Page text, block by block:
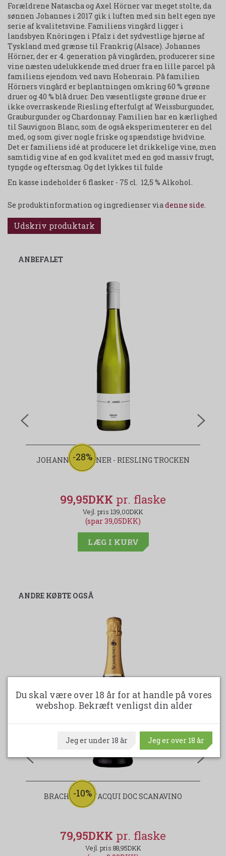
Forældrene Natascha og Axel Hörner var meget stolte, da
sønnen Johannes i 2017 gik i luften med sin helt egen nye
serie af kvalitetsvine. Familiens vingård ligger i
landsbyen Knöringen i Pfalz i det sydvestlige hjørne af
Tyskland med grænse til Frankrig (Alsace). Johannes
Hörner, der er 4. generation på vingården, producerer sine
vine næsten udelukkende med druer fra en lille parcel på
familiens ejendom ved navn Hohenrain. På familien
Hörners vingård er beplantningen omkring 60 % grønne
druer og 40 % blå druer. Den væsentligste grønne drue er
ikke overraskende Riesling efterfulgt af Weissburgunder,
Grauburgunder og Chardonnay. Familien har en kærlighed
til Sauvignon Blanc, som de også eksperimenterer en del
med, og som giver nogle friske og spændstige hvidvine.
Det er familiens idé at producere let drikkelige vine, men
samtidig vine af en god kvalitet med en god massiv frugt,
tyngde og eftersmag. Og det lykkes til fulde
En kasse indeholder 6 flasker - 75 cl. 12,5 % Alkohol.
Se produktinformation og ingredienser viadenne side.
Udskriv produktark
ANBEFALET
-28%
JOHANNES HÖRNER - RIESLING TROCKEN
99,95DKK
139,00DKK
(spar 39,05DKK)
LÆG I KURV
ANDRE KØBTE OGSÅ
-10%
BRACHETTO D`ACQUI DOC SCANAVINO
79,95DKK
88,95DKK
Du skal være over 18 år for at handle på vores
webshop. Bekræft venligst din alder
Jeg er under 18 år Jeg er over 18 år